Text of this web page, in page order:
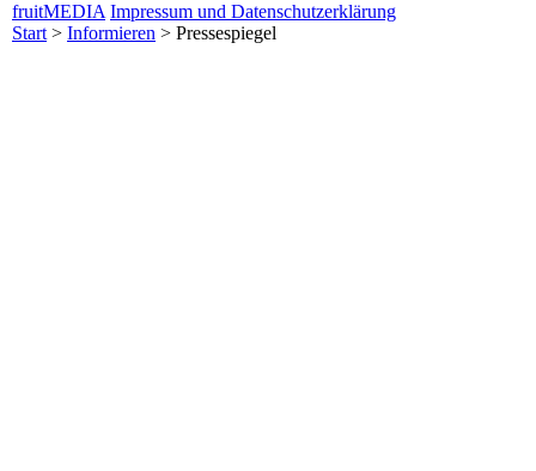
fruitMEDIA Impressum und Datenschutzerklärung
Start> Informieren > Pressespiegel